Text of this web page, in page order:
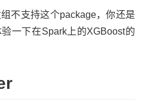
不支持这个package，你还是
一下在Spark上的XGBoost的